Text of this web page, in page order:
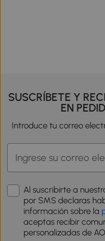
SUSCRÍBETE Y
EN
Introduce tu correo
Al suscribirte a
por SMS declaras
información sobre la
aceptas recibir
personalizadas de